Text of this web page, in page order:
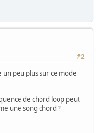
#2
peu plus sur ce mode
de chord loop peut
une song chord ?